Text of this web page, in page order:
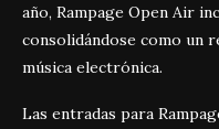
año, Rampage Open Air
consolidándose como un
música electrónica.
Las entradas para